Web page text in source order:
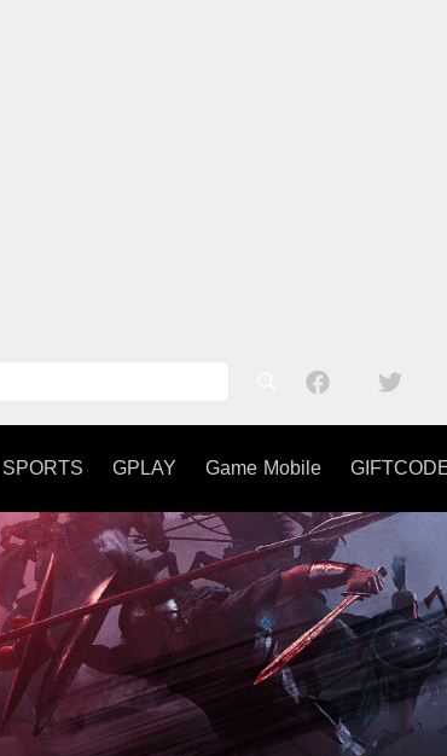
SPORTS GPLAY Game Mobile